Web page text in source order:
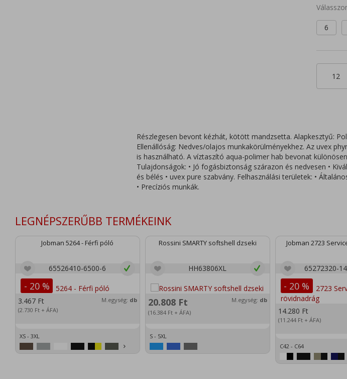
6
12
Részlegesen bevont kézhát, kötött mandzsetta. Alapkesztyű:
Ellenállóság: Nedves/olajos munkakörülményekhez. Az uvex
is használható. A víztaszító aqua-polimer hab bevonat
Tulajdonságok: • Jó fogásbiztonság szárazon és nedvesen •
és bélés • uvex pure szabvány. Felhasználási területek: •
• Precíziós munkák.
LEGNÉPSZERŰBB TERMÉKEINK
Jobman 5264 - Férfi póló
65526410-6500-6
- 20 %
3.467 Ft
(2.730 Ft + ÁFA)
M.egység: db
XS - 3XL
Rossini SMARTY softshell dzseki
HH63806XL
20.808 Ft
(16.384 Ft+ ÁFA)
M.egység: db
S - 5XL
Jobman 2723
65272320-
- 20 %
14.280 Ft
(11.244 Ft+ ÁFA)
C42 - C64